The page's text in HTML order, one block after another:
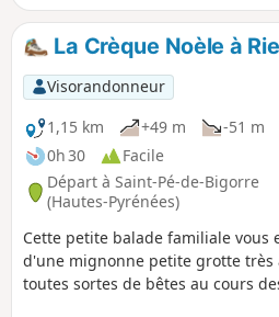
Soums).Estives à l'activité
croisée de hauts-lieux de l'histoire
lieu des Très Croutz (les Trois Croix
bigourdan).
La Crèque Noèle à
Visorandonneur
1,15 km
+49 m
-51 m
0h 30
Facile
Départ à Saint-Pé-de-Bigorre
(Hautes-Pyrénées)
Cette petite balade familiale vous
d'une mignonne petite grotte très
toutes sortes de bêtes au cours